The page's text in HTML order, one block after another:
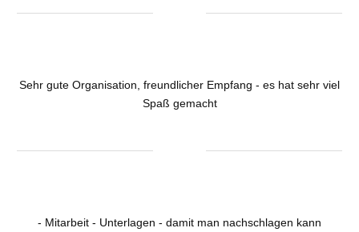
Sehr gute Organisation, freundlicher Empfang - es hat sehr viel
Spaß gemacht
- Mitarbeit - Unterlagen - damit man nachschlagen kann